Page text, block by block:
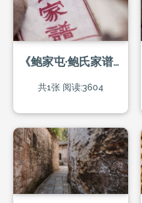
《鲍家屯·鲍氏家谱》
共1张 阅读:3604